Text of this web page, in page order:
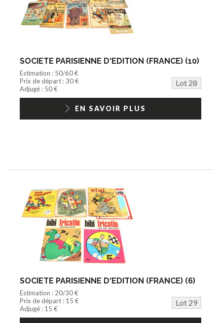
SOCIETE PARISIENNE D'EDITION (FRANCE) (10)
Estimation : 50/60 €
Prix de départ : 30 €
Lot 28
Adjugé : 50 €
EN SAVOIR PLUS
SOCIETE PARISIENNE D'EDITION (FRANCE) (6)
Estimation : 20/30 €
Prix de départ : 15 €
Lot 29
Adjugé : 15 €